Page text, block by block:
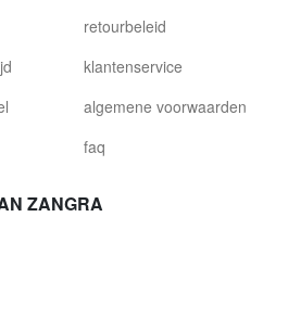
retourbeleid
klantenservice
algemene voorwaarden
faq
ZANGRA